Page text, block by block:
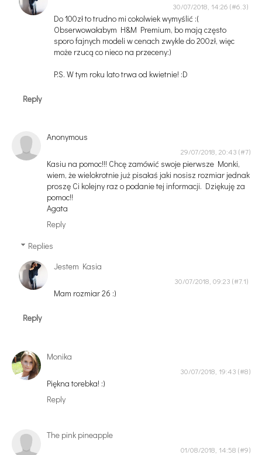
30/07/2018, 14:26
Do 100zł to trudno mi cokolwiek wymyślić :(
Obserwowałabym H&M Premium, bo mają często
sporo fajnych modeli w cenach zwykle do 200zł, więc
może rzucą co nieco na przeceny:)
P.S. W tym roku lato trwa od kwietnie! :D
Reply
Anonymous
29/07/2018, 20:43
Kasiu na pomoc!!! Chcę zamówić swoje pierwsze Monki,
wiem, że wielokrotnie już pisałaś jaki nosisz rozmiar jednak
proszę Ci kolejny raz o podanie tej informacji. Dziękuję za
pomoc!!
Agata
Reply
Replies
Jestem Kasia
30/07/2018, 09:23
Mam rozmiar 26 :)
Reply
Monika
30/07/2018, 19:43
Piękna torebka! :)
Reply
The pink pineapple
01/08/2018, 14:58